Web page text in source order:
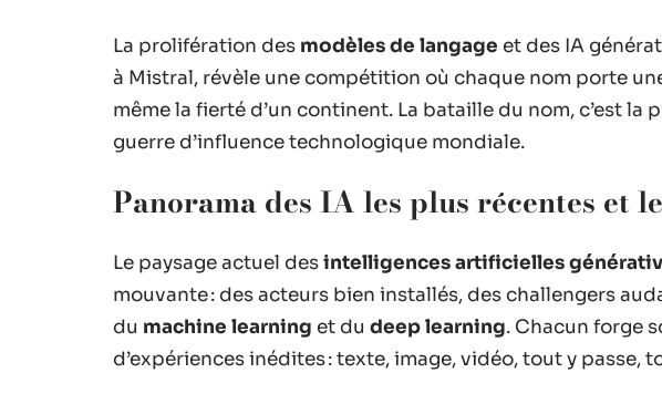
La prolifération des modèles de langage et des IA
à Mistral, révèle une compétition où chaque nom porte
même la fierté d’un continent. La bataille du nom, c’est la
guerre d’influence technologique mondiale.
Panorama des IA les plus récentes et
Le paysage actuel desintelligences artificielles
mouvante : des acteurs bien installés, des challengers
du machine learning et du deep learning. Chacun forge
d’expériences inédites : texte, image, vidéo, tout y passe,